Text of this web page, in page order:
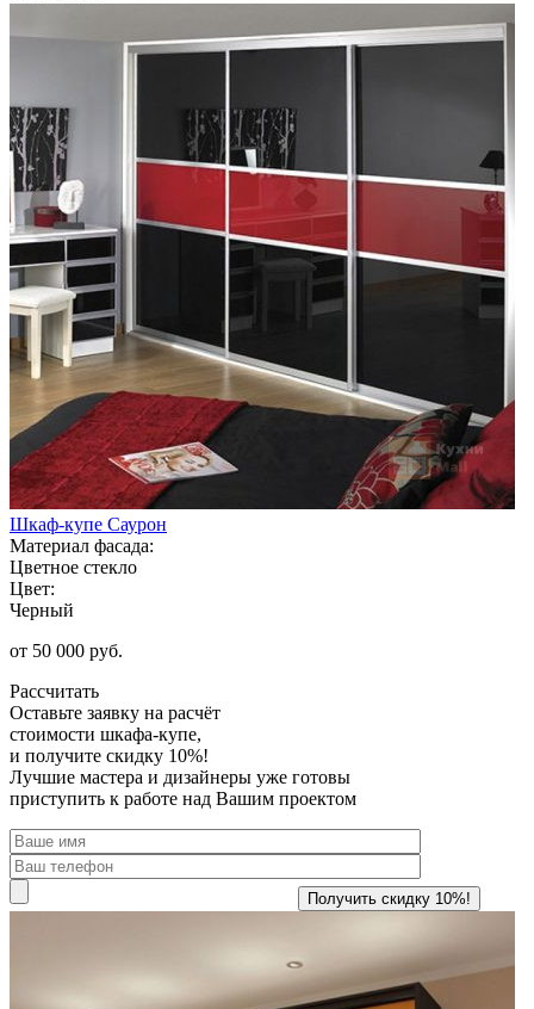
Шкаф-купе Саурон
Материал фасада:
Цветное стекло
Цвет:
Черный
от 50 000 руб.
Рассчитать
Оставьте заявку на расчёт
стоимости шкафа-купе,
и получите скидку 10%!
Лучшие мастера и дизайнеры уже готовы
приступить к работе над Вашим проектом